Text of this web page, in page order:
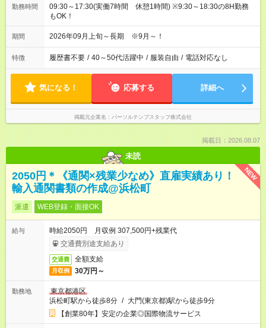
勤務時間
09:30～17:30(実働7時間 休憩1時間) ※9:30～18:30の8H勤務
もOK！
期間 2026年09月上旬～長期 ※9月～！
特徴 履歴書不要 / 40～50代活躍中 / 服装自由 / 電話対応なし
気になる！ 応募する 詳細へ
掲載元企業名 パーソルテンプスタッフ株式会社
掲載日：2026.08.07
未読
NEW
2050円＊《通関×残業少なめ》直雇実績あり！
輸入通関書類の作成@浜松町
派遣 WEB登録・面接OK
給与
時給2050円 月収例 307,500円+残業代
交通費別途支給あり
交通費 全額支給
月収例 30万円～
勤務地
東京都港区
浜松町駅から徒歩8分 / 大門(東京都)駅から徒歩9分
【創業80年】安定の企業◎国際物流サービス